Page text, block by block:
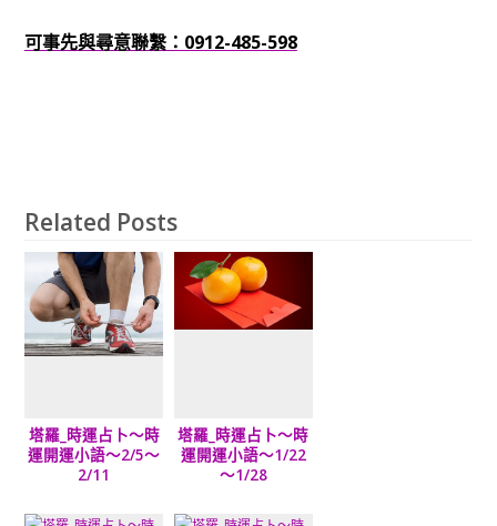
可事先與尋意聯繫：0912-485-598
Related Posts
塔羅_時運占卜～時
運開運小語～2/5～
2/11
塔羅_時運占卜～時
運開運小語～1/22
～1/28